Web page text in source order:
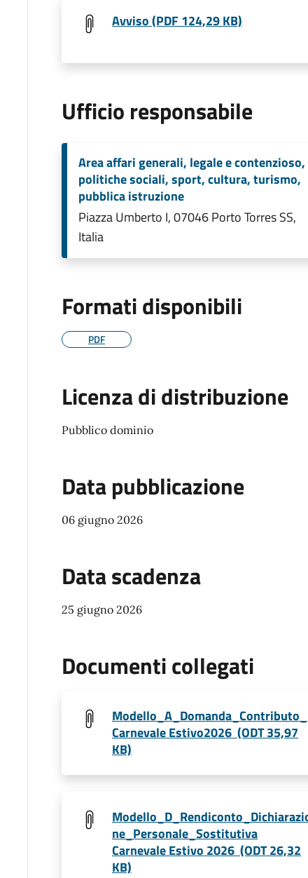
Avviso (PDF 124,29 KB)
Ufficio responsabile
Area affari generali, legale e contenzioso,
politiche sociali, sport, cultura, turismo,
pubblica istruzione
Piazza Umberto I, 07046 Porto Torres SS,
Italia
Formati disponibili
PDF
Licenza di distribuzione
Pubblico dominio
Data pubblicazione
06 giugno 2026
Data scadenza
25 giugno 2026
Documenti collegati
Modello_A_Domanda_Contributo_
Carnevale Estivo2026 (ODT 35,97
KB)
ne_Personale_Sostitutiva
Carnevale Estivo 2026 (ODT 26,32
KB)